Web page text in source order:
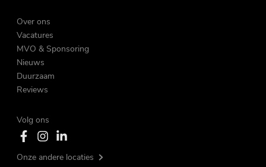
Over ons
Vacatures
MVO & Sponsoring
Nieuws
Duurzaam
Reviews
Volg ons
Onze andere locaties